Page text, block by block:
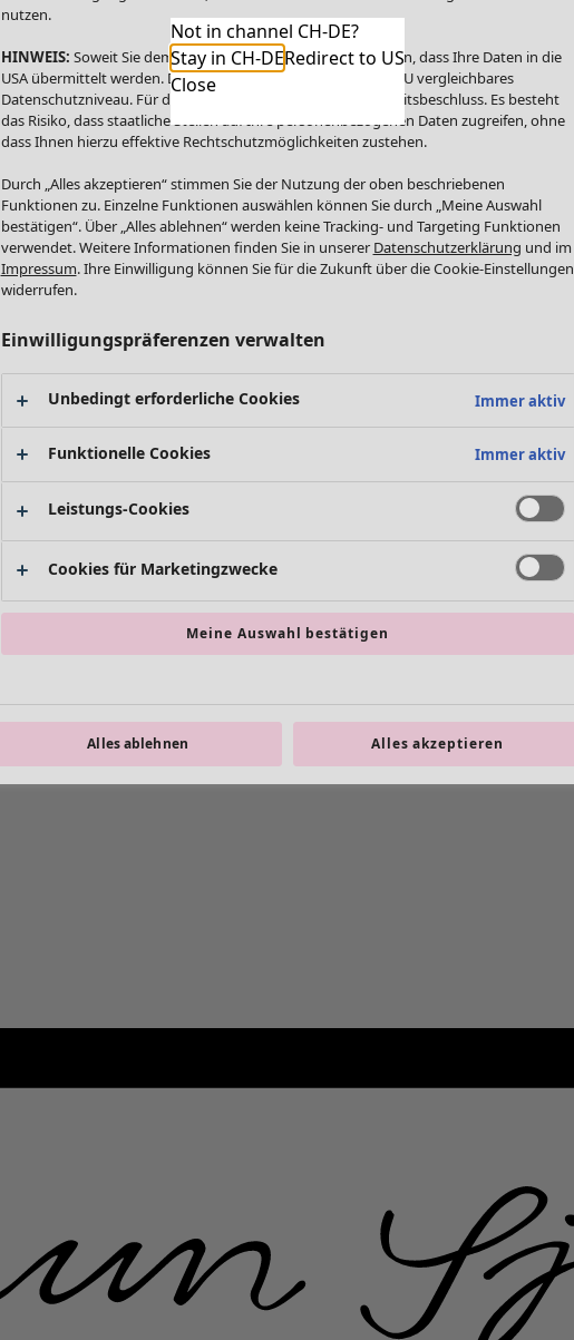
Not in channel CH-DE?
Stay in CH-DERedirect to US
Close
nutzen.
HINWEIS: Soweit Sie dem zustimmen, willigen Sie zugleich ein, dass Ihre Daten in die
USA übermittelt werden. Die USA bietet kein mit dem in der EU vergleichbares
Datenschutzniveau. Für die USA besteht kein Angemessenheitsbeschluss. Es besteht
das Risiko, dass staatliche Stellen auf Ihre personenbezogenen Daten zugreifen, ohne
dass Ihnen hierzu effektive Rechtschutzmöglichkeiten zustehen.
Durch „Alles akzeptieren“ stimmen Sie der Nutzung der oben beschriebenen
Funktionen zu. Einzelne Funktionen auswählen können Sie durch „Meine Auswahl
bestätigen“. Über „Alles ablehnen“ werden keine Tracking- und Targeting Funktionen
verwendet. Weitere Informationen finden Sie in unserer Datenschutzerklärung und im
Impressum. Ihre Einwilligung können Sie für die Zukunft über die Cookie-Einstellungen
widerrufen.
Einwilligungspräferenzen verwalten
Unbedingt erforderliche Cookies Immer aktiv
Funktionelle Cookies Immer aktiv
Leistungs-Cookies
Cookies für Marketingzwecke
Meine Auswahl bestätigen
Alles ablehnen Alles akzeptieren